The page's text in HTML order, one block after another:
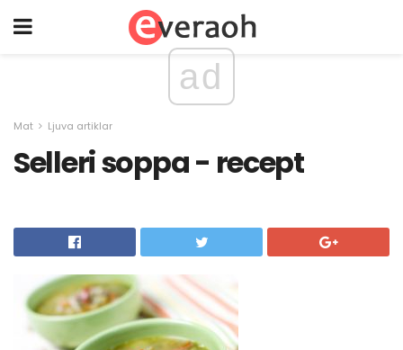
ad
Mat Ljuva artiklar
Selleri soppa - recept